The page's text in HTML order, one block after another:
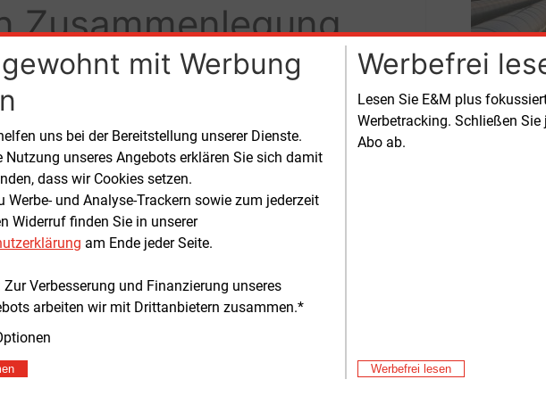
mit Werbung
uns bei der Bereitstellung unserer Dienste.
Nutzung unseres Angebots erklären Sie sich damit
dass wir Cookies setzen.
Werbe- und Analyse-Trackern sowie zum jederzeit
Widerruf finden Sie in unserer
am Ende jeder Seite.
Zur Verbesserung und Finanzierung unseres
arbeiten wir mit Drittanbietern zusammen.*
Werbefrei
Lesen Sie E&M plus
Werbetracking. Schließen
Abo ab.
Werbefrei lesen
Zusammenlegung
in einem Positionspapier von einer möglichen Fusion der
ab.
Pegas
gut
Liquidität.
möglich,